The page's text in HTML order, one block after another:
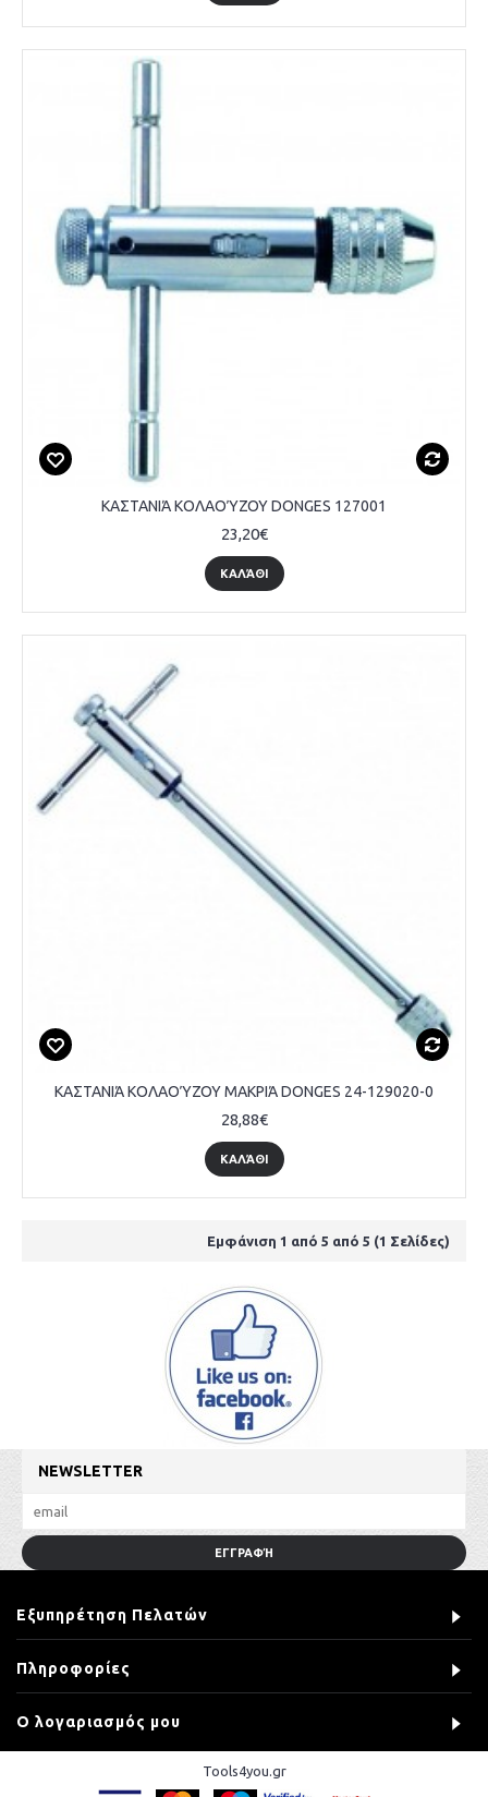
ΚΑΣΤΑΝΙΆ ΚΟΛΑΟΎΖΟΥ DONGES 127001
23,20€
ΚΑΛΆΘΙ
ΚΑΣΤΑΝΙΆ ΚΟΛΑΟΎΖΟΥ ΜΑΚΡΙΆ DONGES 24-129020-0
28,88€
ΚΑΛΆΘΙ
Εμφάνιση 1 από 5 από 5 (1 Σελίδες)
NEWSLETTER
ΕΓΓΡΑΦΉ
Εξυπηρέτηση Πελατών
Πληροφορίες
Ο λογαριασμός μου
Tools4you.gr